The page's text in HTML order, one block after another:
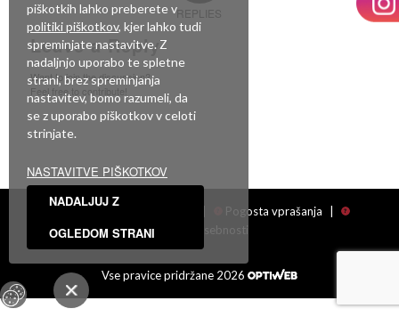
REPLIES
Leave a Reply
Want to join the discussion?
Feel free to contribute!
Za objavo komentarja se morate
Pogosta vprašanja
Politika zasebnosti
Vse pravice pridržane 2026
piškotkih lahko preberete v
politiki piškotkov, kjer lahko tudi
spreminjate nastavitve. Z
nadaljnjo uporabo te spletne
strani, brez spreminjanja
nastavitev, bomo razumeli, da
se z uporabo piškotkov v celoti
strinjate.
NASTAVITVE PIŠKOTKOV
NADALJUJ Z
OGLEDOM STRANI